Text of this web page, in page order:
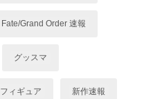
Fate/Grand Order 速報
グッスマ
フィギュア 新作速報